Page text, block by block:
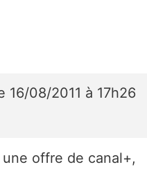
16/08/2011 à 17h26
offre de canal+,